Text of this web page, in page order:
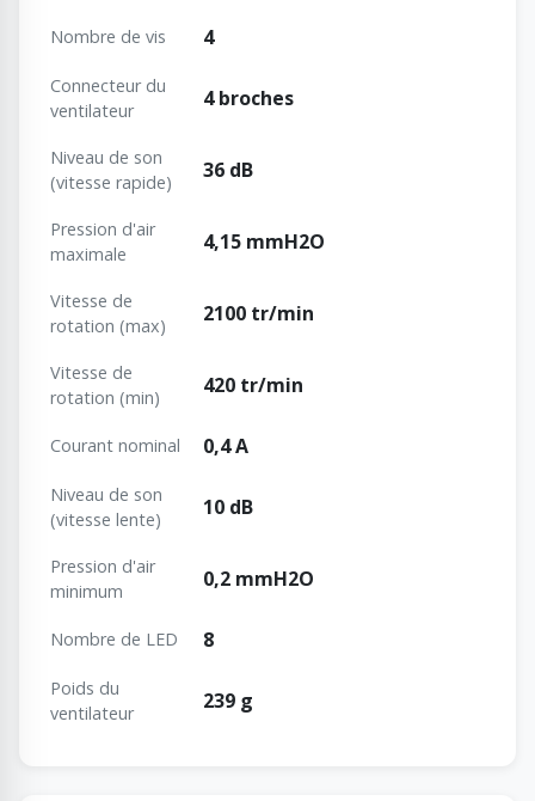
Nombre de vis 4
Connecteur du
ventilateur
4 broches
Niveau de son
(vitesse rapide)
36 dB
Pression d'air
maximale
4,15 mmH2O
Vitesse de
rotation (max)
2100 tr/min
Vitesse de
rotation (min)
420 tr/min
Courant nominal 0,4 A
Niveau de son
(vitesse lente)
10 dB
Pression d'air
minimum
0,2 mmH2O
Nombre de LED 8
Poids du
ventilateur
239 g